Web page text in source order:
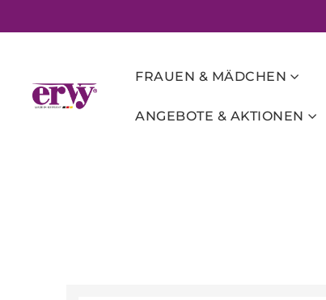
FRAUEN & MÄDCHEN
ANGEBOTE & AKTIONEN